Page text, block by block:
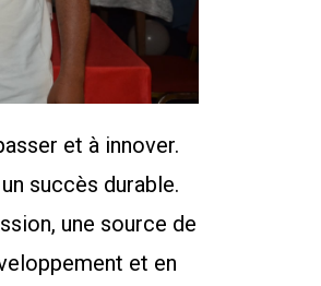
et à innover.
succès durable.
une source de
et en